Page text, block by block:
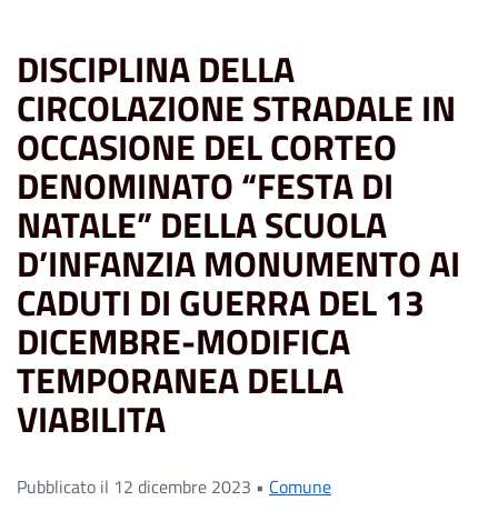
DISCIPLINA DELLA
CIRCOLAZIONE STRADALE IN
OCCASIONE DEL CORTEO
DENOMINATO “FESTA DI
NATALE” DELLA SCUOLA
D’INFANZIA MONUMENTO AI
CADUTI DI GUERRA DEL 13
DICEMBRE-MODIFICA
TEMPORANEA DELLA
VIABILITA
Pubblicato il 12 dicembre 2023 • Comune